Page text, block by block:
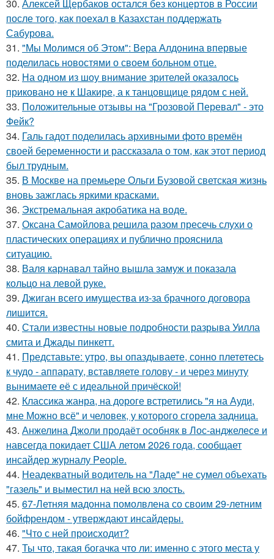
30. Алексей Щербаков остался без концертов в России
после того, как поехал в Казахстан поддержать
Сабурова.
31. "Мы Молимся об Этом": Вера Алдонина впервые
поделилась новостями о своем больном отце.
32. На одном из шоу внимание зрителей оказалось
приковано не к Шакире, а к танцовщице рядом с ней.
33. Положительные отзывы на "Грозовой Перевал" - это
Фейк?
34. Галь гадот поделилась архивными фото времён
своей беременности и рассказала о том, как этот период
был трудным.
35. В Москве на премьере Ольги Бузовой светская жизнь
вновь зажглась яркими красками.
36. Экстремальная акробатика на воде.
37. Оксана Самойлова решила разом пресечь слухи о
пластических операциях и публично прояснила
ситуацию.
38. Валя карнавал тайно вышла замуж и показала
кольцо на левой руке.
39. Джиган всего имущества из-за брачного договора
лишится.
40. Стали известны новые подробности разрыва Уилла
смита и Джады пинкетт.
41. Представьте: утро, вы опаздываете, сонно плететесь
к чудо - аппарату, вставляете голову - и через минуту
вынимаете её с идеальной причёской!
42. Классика жанра, на дороге встретились "я на Ауди,
мне Можно всё" и человек, у которого сгорела задница.
43. Анжелина Джоли продаёт особняк в Лос-анджелесе и
навсегда покидает США летом 2026 года, сообщает
инсайдер журналу People.
44. Неадекватный водитель на "Ладе" не сумел объехать
"газель" и выместил на ней всю злость.
45. 67-Летняя мадонна помолвлена со своим 29-летним
бойфрендом - утверждают инсайдеры.
46. "Что с ней происходит?
47. Ты что, такая богачка что ли: именно с этого места у